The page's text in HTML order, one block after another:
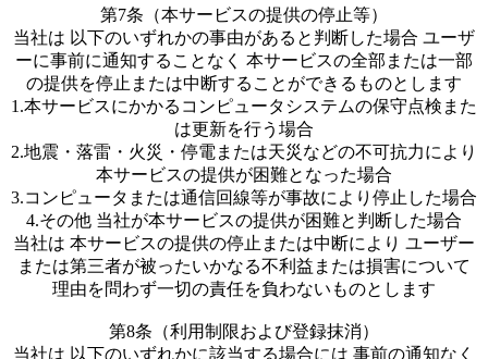
第7条（本サービスの提供の停止等）
当社は 以下のいずれかの事由があると判断した場合 ユーザ
ーに事前に通知することなく 本サービスの全部または一部
の提供を停止または中断することができるものとします
1.本サービスにかかるコンピュータシステムの保守点検また
は更新を行う場合
2.地震・落雷・火災・停電または天災などの不可抗力により
本サービスの提供が困難となった場合
3.コンピュータまたは通信回線等が事故により停止した場合
4.その他 当社が本サービスの提供が困難と判断した場合
当社は 本サービスの提供の停止または中断により ユーザー
または第三者が被ったいかなる不利益または損害について
理由を問わず一切の責任を負わないものとします
第8条（利用制限および登録抹消）
当社は 以下のいずれかに該当する場合には 事前の通知なく